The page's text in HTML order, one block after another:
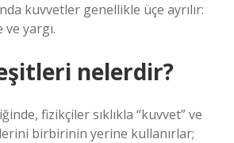
kuvvetler genellikle üçe ayrılır:
yargı.
nelerdir?
fizikçiler sıklıkla “kuvvet” ve
birbirinin yerine kullanırlar;